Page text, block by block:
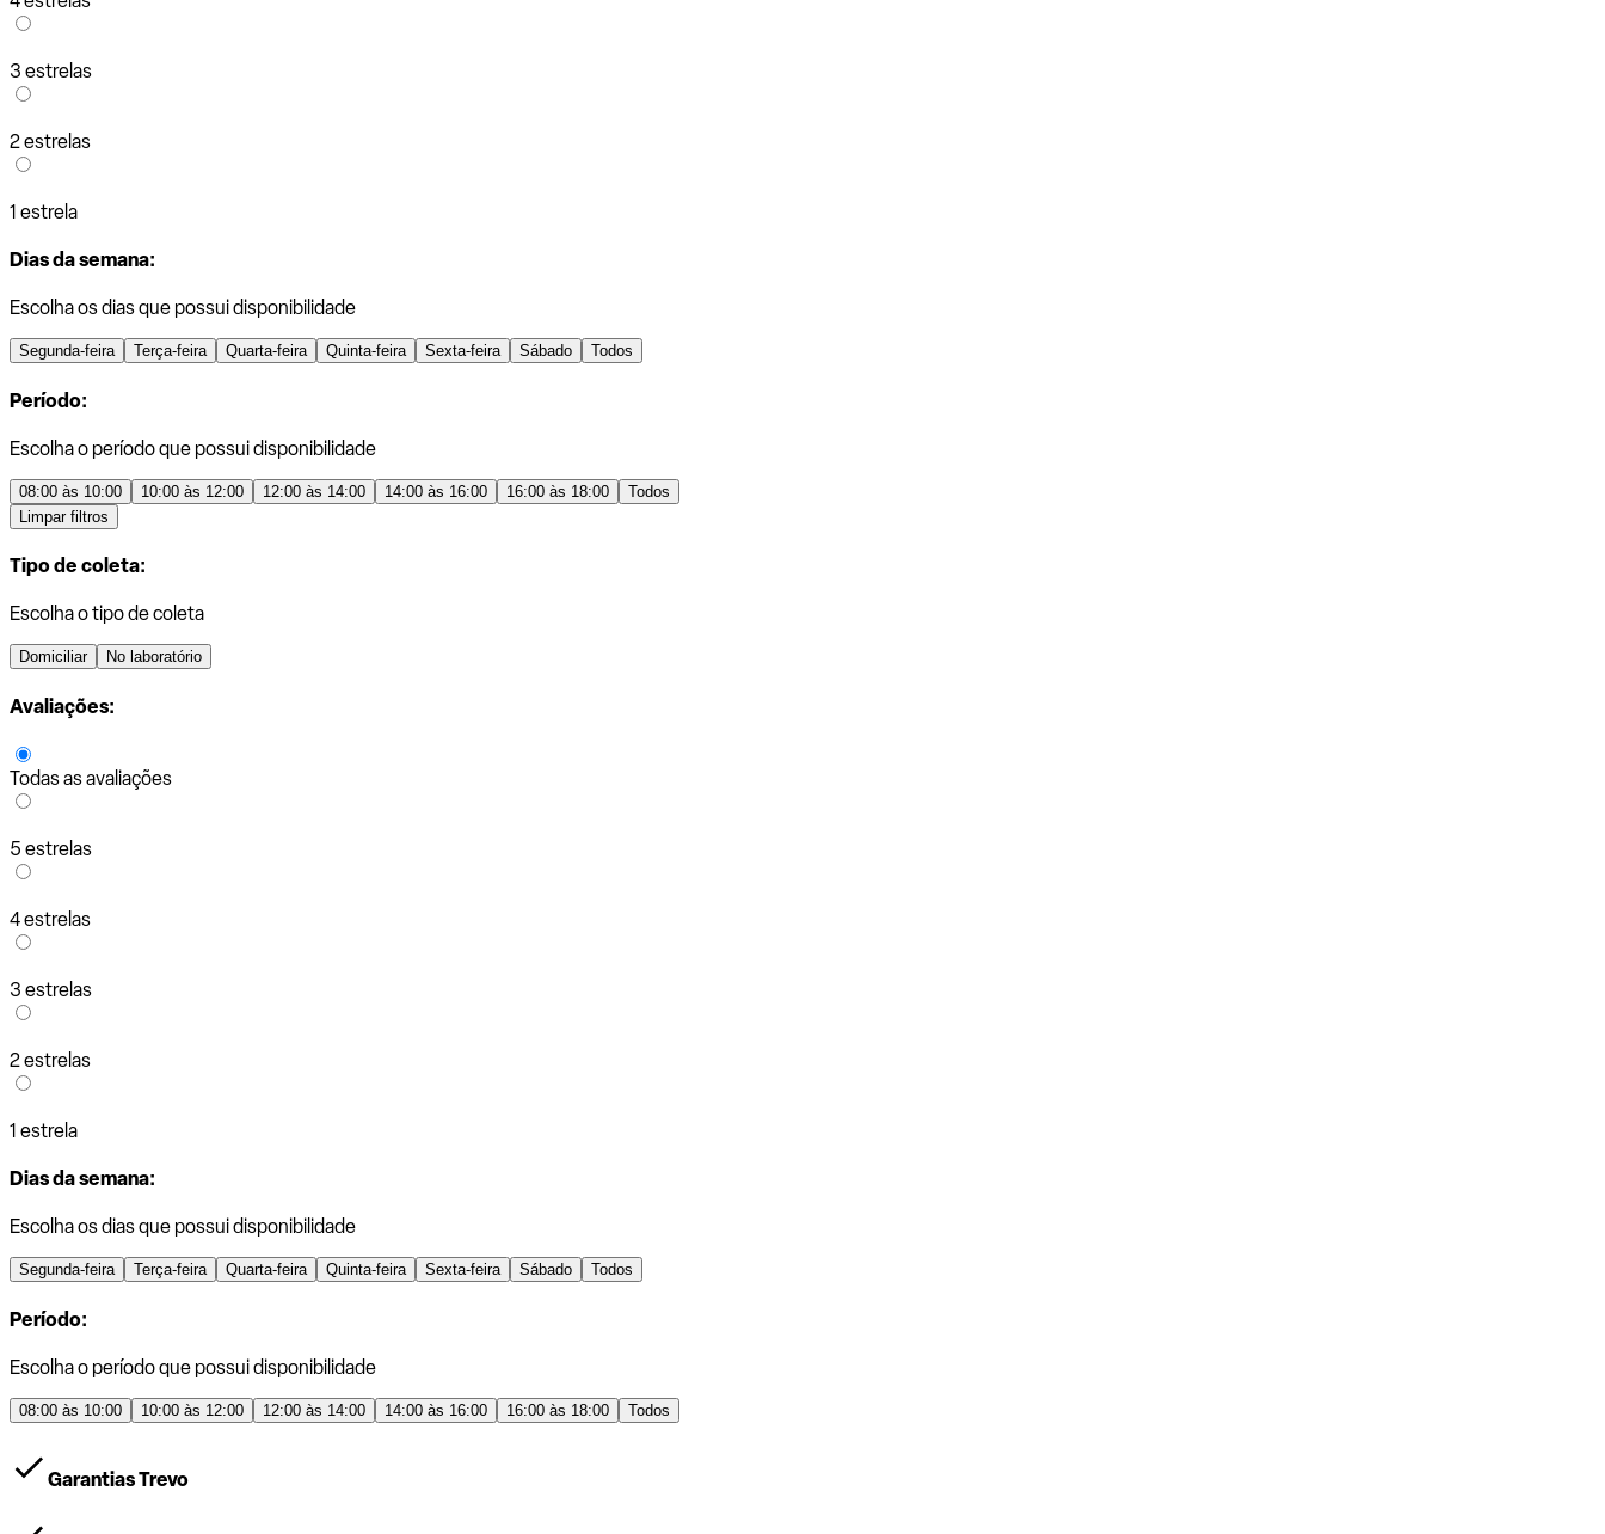
3 estrelas
2 estrelas
1 estrela
Dias da semana:
Escolha os dias que possui disponibilidade
Segunda-feira Terça-feira Quarta-feira Quinta-feira Sexta-feira Sábado Todos
Período:
Escolha o período que possui disponibilidade
08:00 às 10:00 10:00 às 12:00 12:00 às 14:00 14:00 às 16:00 16:00 às 18:00
Todos
Limpar filtros
Tipo de coleta:
Escolha o tipo de coleta
Domiciliar No laboratório
Avaliações:
Todas as avaliações
5 estrelas
4 estrelas
3 estrelas
2 estrelas
1 estrela
Dias da semana:
Escolha os dias que possui disponibilidade
Segunda-feira Terça-feira Quarta-feira Quinta-feira Sexta-feira Sábado Todos
Período:
Escolha o período que possui disponibilidade
08:00 às 10:00 10:00 às 12:00 12:00 às 14:00 14:00 às 16:00 16:00 às 18:00 Todos
Garantias Trevo